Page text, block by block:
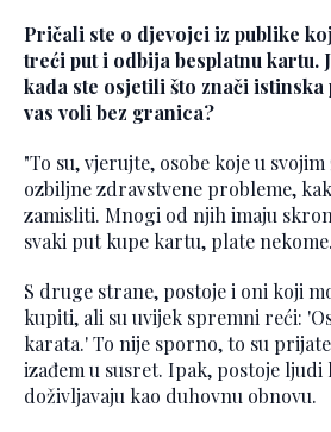
Pričali ste o djevojci iz publike
treći put i odbija besplatnu kartu.
kada ste osjetili što znači
vas voli bez granica?
"To su, vjerujte, osobe koje u
ozbiljne zdravstvene probleme,
zamisliti. Mnogi od njih imaju
svaki put kupe kartu, plate nekome.
S druge strane, postoje i oni koji
kupiti, ali su uvijek spremni reći:
karata.' To nije sporno, to su
izađem u susret. Ipak, postoje
doživljavaju kao duhovnu obnovu.